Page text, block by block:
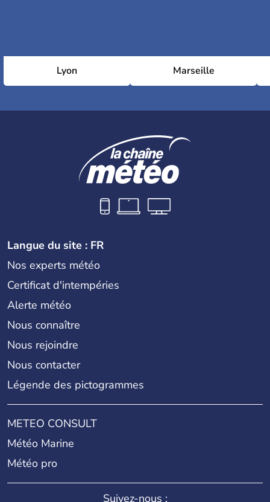
Lyon Marseille
Langue du site : FR
Nos experts météo
Certificat d'intempéries
Alerte météo
Nous connaître
Nous rejoindre
Nous contacter
Légende des pictogrammes
METEO CONSULT
Météo Marine
Météo pro
Suivez-nous :